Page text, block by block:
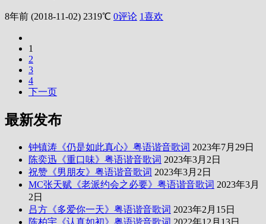
8年前 (2018-11-02) 2319℃ 0评论 1喜欢
1
2
3
4
下一页
最新发布
钟镇涛《仍是如此真心》粤语谐音歌词 2023年7月29日
陈奕迅《重口味》粤语谐音歌词 2023年3月2日
祝赞《男朋友》粤语谐音歌词 2023年3月2日
MC张天赋《老派约会之必要》粤语谐音歌词 2023年3月
2日
吕方《多爱你一天》粤语谐音歌词 2023年2月15日
陈柏宇《认真如初》粤语谐音歌词 2022年12月13日